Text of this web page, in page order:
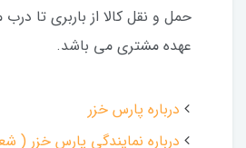
حمل و نقل کالا از باربری تا
عهده مشتری می باشد.
درباره پارس خزر
درباره نمایندگی پارس خزر (